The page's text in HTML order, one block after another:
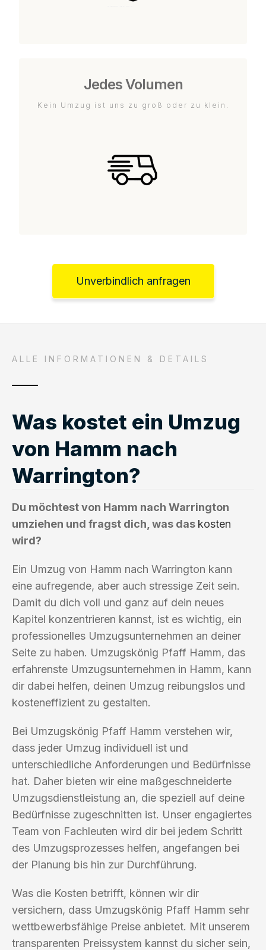
Jedes Volumen
Kein Umzug ist uns zu groß oder zu klein.
Unverbindlich anfragen
ALLE INFORMATIONEN & DETAILS
Was kostet ein Umzug
von Hamm nach
Warrington?
Du möchtest von Hamm nach Warrington
umziehen und fragst dich, was das kosten
wird?
Ein Umzug von Hamm nach Warrington kann
eine aufregende, aber auch stressige Zeit sein.
Damit du dich voll und ganz auf dein neues
Kapitel konzentrieren kannst, ist es wichtig, ein
professionelles Umzugsunternehmen an deiner
Seite zu haben. Umzugskönig Pfaff Hamm, das
erfahrenste Umzugsunternehmen in Hamm, kann
dir dabei helfen, deinen Umzug reibungslos und
kosteneffizient zu gestalten.
Bei Umzugskönig Pfaff Hamm verstehen wir,
dass jeder Umzug individuell ist und
unterschiedliche Anforderungen und Bedürfnisse
hat. Daher bieten wir eine maßgeschneiderte
Umzugsdienstleistung an, die speziell auf deine
Bedürfnisse zugeschnitten ist. Unser engagiertes
Team von Fachleuten wird dir bei jedem Schritt
des Umzugsprozesses helfen, angefangen bei
der Planung bis hin zur Durchführung.
Was die Kosten betrifft, können wir dir
versichern, dass Umzugskönig Pfaff Hamm sehr
wettbewerbsfähige Preise anbietet. Mit unserem
transparenten Preissystem kannst du sicher sein,